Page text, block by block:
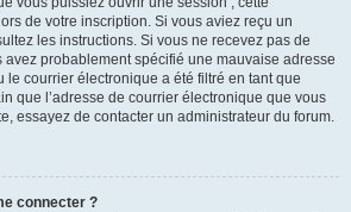
de votre inscription. Si vous aviez reçu un
les instructions. Si vous ne recevez pas de
probablement spécifié une mauvaise adresse
le courrier électronique a été filtré en tant que
que l’adresse de courrier électronique que vous
essayez de contacter un administrateur du forum.
connecter ?